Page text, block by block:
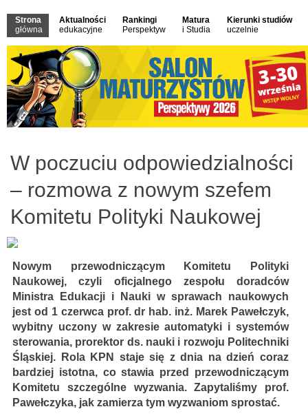
Strona
główna
Aktualności
edukacyjne
Rankingi
Perspektyw
Matura
i Studia
Kierunki studiów
uczelnie
W poczuciu odpowiedzialności
– rozmowa z nowym szefem
Komitetu Polityki Naukowej
Nowym przewodniczącym Komitetu Polityki
Naukowej, czyli oficjalnego zespołu doradców
Ministra Edukacji i Nauki w sprawach naukowych
jest od 1 czerwca prof. dr hab. inż. Marek Pawełczyk,
wybitny uczony w zakresie automatyki i systemów
sterowania, prorektor ds. nauki i rozwoju Politechniki
Śląskiej. Rola KPN staje się z dnia na dzień coraz
bardziej istotna, co stawia przed przewodniczącym
Komitetu szczególne wyzwania. Zapytaliśmy prof.
Pawełczyka, jak zamierza tym wyzwaniom sprostać.